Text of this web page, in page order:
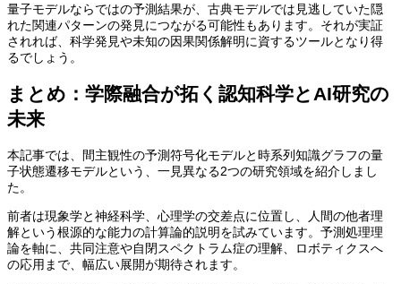
量子モデルならではの予測結果が、古典モデルでは見逃していた隠
れた関連パターンの発見につながる可能性もあります。それが実証
されれば、科学発見や未知の因果関係解明に資するツールとなり得
るでしょう。
まとめ：学際融合が拓く認知科学とAI研究の
未来
本記事では、間主観性の予測符号化モデルと時系列知識グラフの量
子状態遷移モデルという、一見異なる2つの研究領域を紹介しまし
た。
前者は現象学と神経科学、心理学の交差点に位置し、人間の他者理
解という根源的な能力の計算論的説明を試みています。予測処理理
論を軸に、共同注意や自閉スペクトラム症の理解、ロボティクスへ
の応用まで、幅広い展開が期待されます。